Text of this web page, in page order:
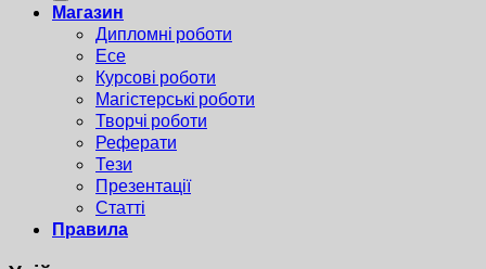
Магазин
Дипломні роботи
Есе
Курсові роботи
Магістерські роботи
Творчі роботи
Реферати
Тези
Презентації
Статті
Правила